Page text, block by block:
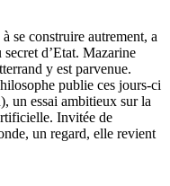
se construire autrement, a
d’Etat. Mazarine
y est parvenue.
publie ces jours-ci
un essai ambitieux sur la
Invitée de
un regard, elle revient